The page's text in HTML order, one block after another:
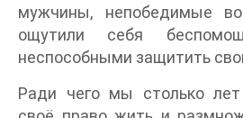
мужчины, непобедимые
ощутили себя
неспособными защитить
Ради чего мы столько лет